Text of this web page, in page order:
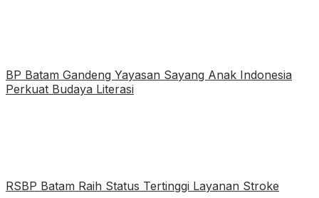
BP Batam Gandeng Yayasan Sayang Anak Indonesia
Perkuat Budaya Literasi
RSBP Batam Raih Status Tertinggi Layanan Stroke